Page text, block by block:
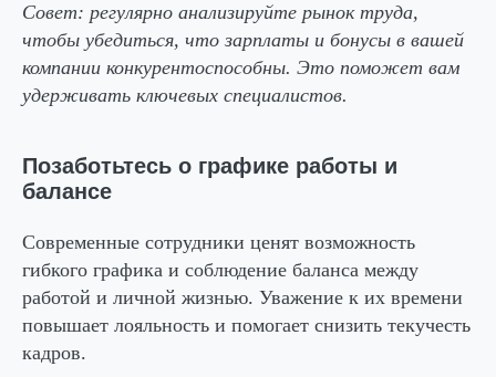
Совет: регулярно анализируйте рынок труда,
чтобы убедиться, что зарплаты и бонусы в вашей
компании конкурентоспособны. Это поможет вам
удерживать ключевых специалистов.
Позаботьтесь о графике работы и
балансе
Современные сотрудники ценят возможность
гибкого графика и соблюдение баланса между
работой и личной жизнью. Уважение к их времени
повышает лояльность и помогает снизить текучесть
кадров.